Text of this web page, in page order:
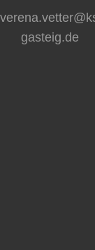
gasteig.de